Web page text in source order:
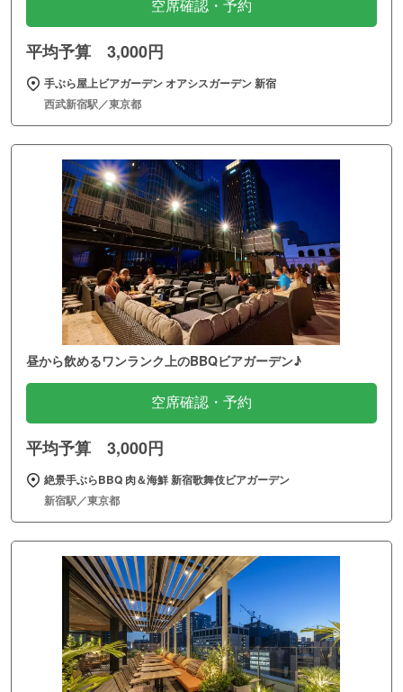
空席確認・予約
平均予算 3,000円
手ぶら屋上ビアガーデン オアシスガーデン 新宿
西武新宿駅／東京都
昼から飲めるワンランク上のBBQビアガーデン♪
空席確認・予約
平均予算 3,000円
絶景手ぶらBBQ 肉＆海鮮 新宿歌舞伎ビアガーデン
新宿駅／東京都